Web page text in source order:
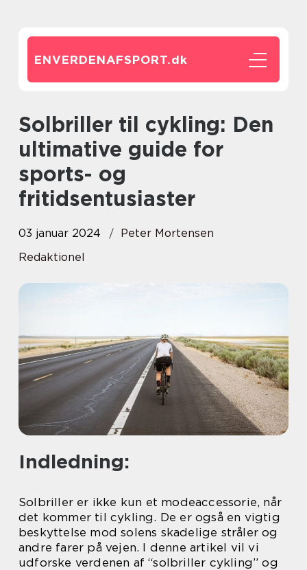
ENVERDENAFSPORT.dk
Solbriller til cykling: Den
ultimative guide for
sports- og
fritidsentusiaster
03 januar 2024
Peter Mortensen
Redaktionel
Indledning:
Solbriller er ikke kun et modeaccessorie, når
det kommer til cykling. De er også en vigtig
beskyttelse mod solens skadelige stråler og
andre farer på vejen. I denne artikel vil vi
udforske verdenen af “solbriller cykling” og